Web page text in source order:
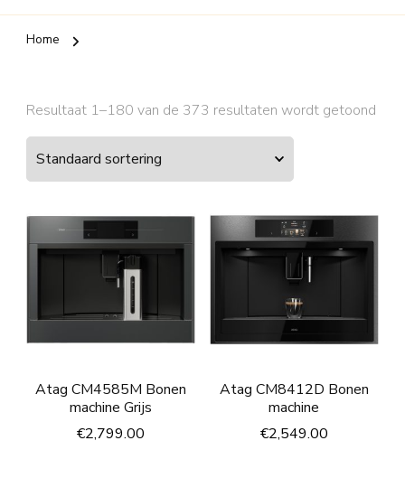
Home
Resultaat 1–180 van de 373 resultaten wordt getoond
Atag CM4585M Bonen
machine Grijs
€2,799.00
Atag CM8412D Bonen
machine
€2,549.00